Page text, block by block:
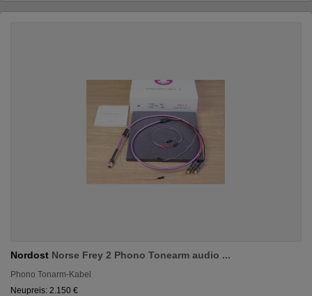
Nordost Norse Frey 2 Phono Tonearm audio ...
Phono Tonarm-Kabel
Neupreis: 2.150 €